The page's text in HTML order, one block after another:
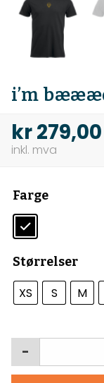
i’m
kr279,00
Farge
Størrelser
XS S M
-